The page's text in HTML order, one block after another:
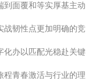
到面覆和等实厚基主动
战韧性点更加明确的竞
化办以匹配光稳赴关键
程青春激活与行业的理